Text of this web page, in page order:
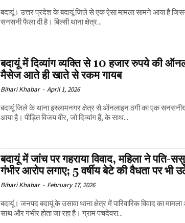
बदायूं। उत्तर प्रदेश के बदायूं जिले से एक ऐसा मामला सामने आया है
सनसनी फैला दी है। बिल्सी थाना क्षेत्र...
बदायूं में दिव्यांग व्यक्ति से 10 हजार रुपये की
मैसेज आते ही खाते से रकम गायब
Bihari Khabar - April 1, 2026
बदायूं जिले के थाना इस्लामनगर क्षेत्र से ऑनलाइन ठगी का एक
आया है। पीड़ित विजय वीर, जो दिव्यांग हैं, के साथ...
बदायूं में जांच पर गहराया विवाद, महिला ने पति-
गंभीर आरोप लगाए; 5 वर्षीय बेटे की वैधता पर भी
Bihari Khabar - February 17, 2026
बदायूं। जनपद बदायूं के उसावा थाना क्षेत्र में पारिवारिक विवाद का
साथ और गंभीर होता जा रहा है। ग्राम पचदेवरा...